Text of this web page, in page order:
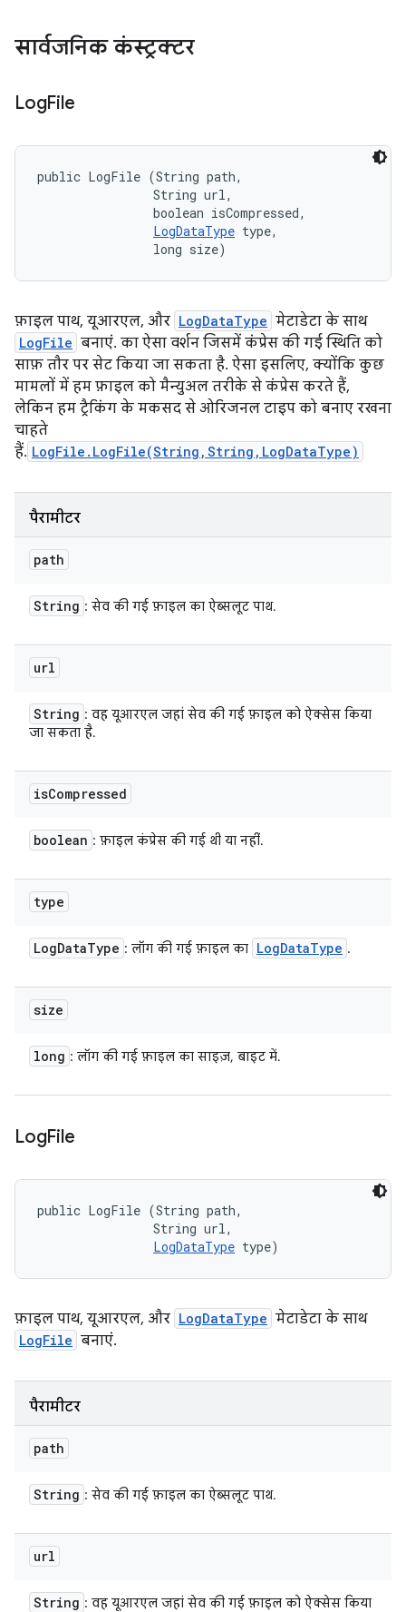
सार्वजनिक कंस्ट्रक्टर
LogFile
public LogFile (String path,
                String url,
                boolean isCompressed,
LogDataType type,
                long size)
फ़ाइल पाथ, यूआरएल, और LogDataType मेटाडेटा के साथ
LogFile बनाएं. का ऐसा वर्शन जिसमें कंप्रेस की गई स्थिति को
साफ़ तौर पर सेट किया जा सकता है. ऐसा इसलिए, क्योंकि कुछ
मामलों में हम फ़ाइल को मैन्युअल तरीके से कंप्रेस करते हैं,
लेकिन हम ट्रैकिंग के मकसद से ओरिजनल टाइप को बनाए रखना
चाहते
हैं. LogFile.LogFile(String,String,LogDataType)
पैरामीटर
path
String : सेव की गई फ़ाइल का ऐब्सलूट पाथ.
url
String : वह यूआरएल जहां सेव की गई फ़ाइल को ऐक्सेस किया
जा सकता है.
isCompressed
boolean : फ़ाइल कंप्रेस की गई थी या नहीं.
type
LogDataType : लॉग की गई फ़ाइल का LogDataType .
size
long : लॉग की गई फ़ाइल का साइज़, बाइट में.
LogFile
public LogFile (String path,
                String url,
LogDataType type)
फ़ाइल पाथ, यूआरएल, और LogDataType मेटाडेटा के साथ
LogFile बनाएं.
पैरामीटर
path
String : सेव की गई फ़ाइल का ऐब्सलूट पाथ.
url
String : वह यूआरएल जहां सेव की गई फ़ाइल को ऐक्सेस किया